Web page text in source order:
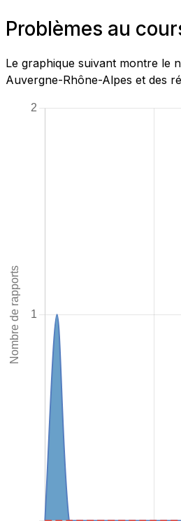
Problèmes au
Le graphique suivant montre le
Auvergne-Rhône-Alpes et des